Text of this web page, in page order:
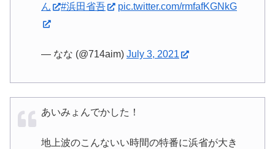
ん
#浜田省吾 pic.twitter.com/rmfafKGNkG
— なな (@714aim) July 3, 2021
あいみょんでかした！
地上波のこんないい時間の特番に浜省が大き